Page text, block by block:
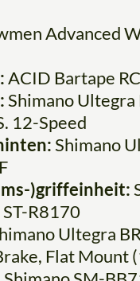
Advanced
ACID Bartape
Shimano
12-Speed
Shimano
)griffeinheit:
R8170
Ultegra
Flat Mount